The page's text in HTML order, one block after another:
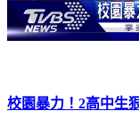
校園暴力！2高中生